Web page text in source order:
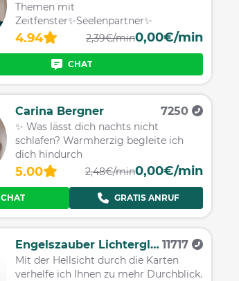
Themen mit
Zeitfenster✨Seelenpartner✨
4.94 2,39€/min0,00€/min
CHAT
Carina Bergner 7250
✨ Was lässt dich nachts nicht
schlafen? Warmherzig begleite ich
dich hindurch
5.00 2,48€/min0,00€/min
CHAT GRATIS ANRUF
Engelszauber Lichterglanz 11717
Mit der Hellsicht durch die Karten
verhelfe ich Ihnen zu mehr Durchblick.